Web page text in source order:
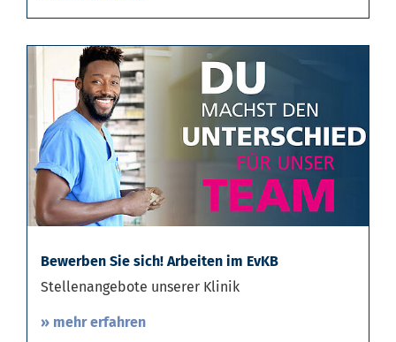
Bewerben Sie sich! Arbeiten im EvKB
Stellenangebote unserer Klinik
» mehr erfahren